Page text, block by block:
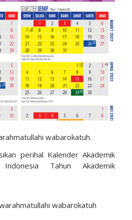
wabarokatuh.
perihal Kalender Akademik
Tahun Akademik
wabarokatuh